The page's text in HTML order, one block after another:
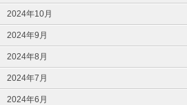
2024年10月
2024年9月
2024年8月
2024年7月
2024年6月